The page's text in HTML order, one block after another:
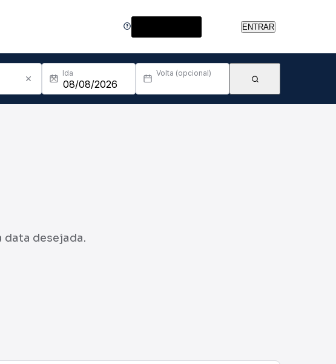
ENTRAR
Ida Volta (opcional)
data desejada.